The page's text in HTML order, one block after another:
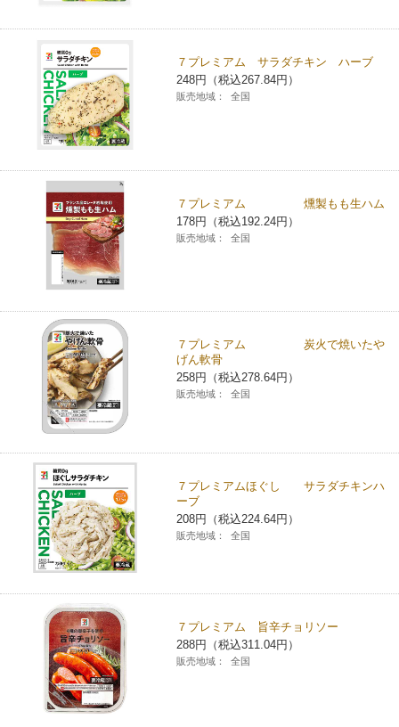
７プレミアム サラダチキン ハーブ
248円（税込267.84円）
販売地域： 全国
７プレミアム 燻製もも生ハム
178円（税込192.24円）
販売地域： 全国
７プレミアム 炭火で焼いたや
げん軟骨
258円（税込278.64円）
販売地域： 全国
７プレミアムほぐし サラダチキンハ
ーブ
208円（税込224.64円）
販売地域： 全国
７プレミアム 旨辛チョリソー
288円（税込311.04円）
販売地域： 全国